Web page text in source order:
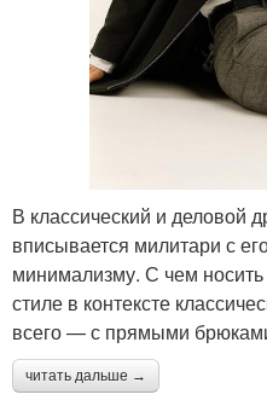
В классический и деловой
вписывается милитари с
минимализму. С чем
стиле в контексте
всего — с прямыми
читать дальше →